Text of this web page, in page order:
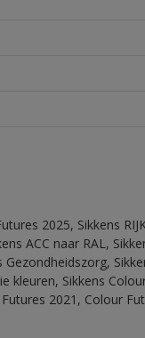
2025, Sikkens
ACC naar RAL,
Gezondheidszorg,
kleuren, Sikkens
2021, Colour